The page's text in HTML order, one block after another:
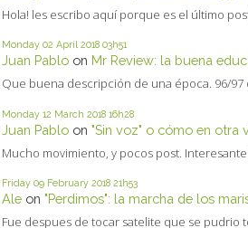
Hola! les escribo aquí porque es el último
Monday 02 April 2018 03h51
Juan Pablo on Mr Review: la buena
Que buena descripción de una época. 96/97
Monday 12 March 2018 16h28
Juan Pablo on "Sin voz" o cómo en otra
Mucho movimiento, y pocos post. Interesante
Friday 09 February 2018 21h53
Ale on "Perdimos": la marcha de los
Fue despues de tocar satelite que se pudrio